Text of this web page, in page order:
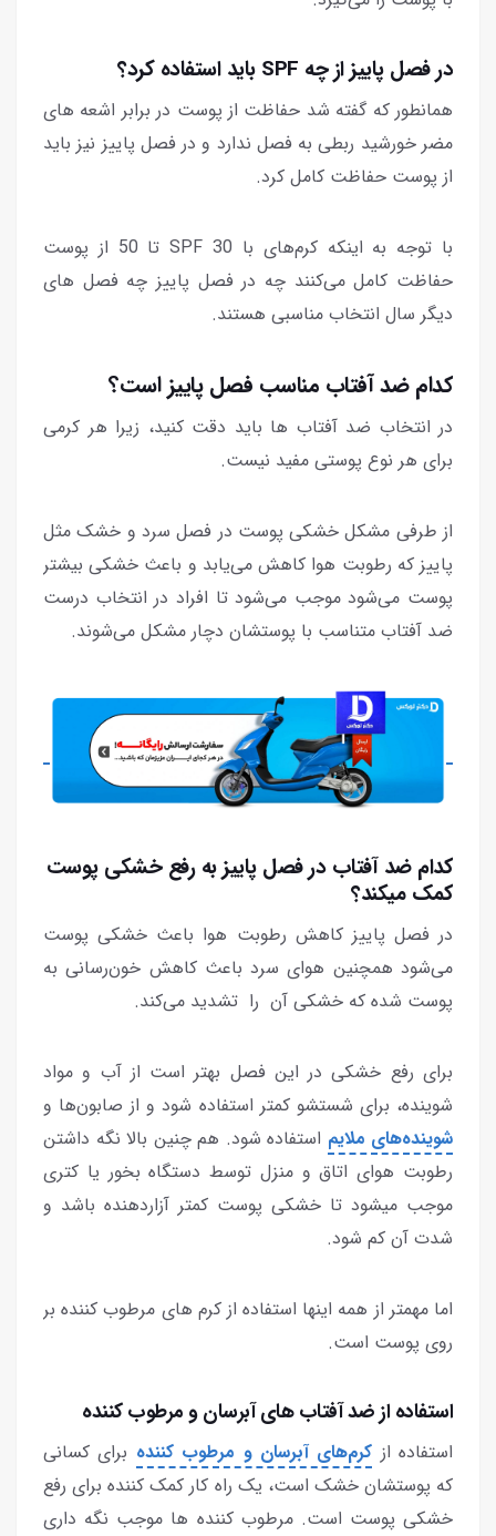
در فصل پاییز از چه SPF باید استفاده کرد؟
همانطور که گفته شد حفاظت از پوست در برابر اشعه های
مضر خورشید ربطی به فصل ندارد و در فصل پاییز نیز باید
از پوست حفاظت کامل کرد.
با توجه به اینکه کرم‌های با SPF 30 تا 50 از پوست
حفاظت کامل می‌کنند چه در فصل پاییز چه فصل های
دیگر سال انتخاب مناسبی هستند.
کدام ضد آفتاب مناسب فصل پاییز است؟
در انتخاب ضد آفتاب ها باید دقت کنید، زیرا هر کرمی
برای هر نوع پوستی مفید نیست.
از طرفی مشکل خشکی پوست در فصل سرد و خشک مثل
پاییز که رطوبت هوا کاهش می‌یابد و باعث خشکی بیشتر
پوست می‌شود موجب می‌شود تا افراد در انتخاب درست
ضد آفتاب متناسب با پوستشان دچار مشکل می‌شوند.
کدام ضد آفتاب در فصل پاییز به رفع خشکی پوست
کمک میکند؟
در فصل پاییز کاهش رطوبت هوا باعث خشکی پوست
می‌شود همچنین هوای سرد باعث کاهش خون‌رسانی به
پوست شده که خشکی آن را تشدید می‌کند.
برای رفع خشکی در این فصل بهتر است از آب و مواد
شوینده، برای شستشو کمتر استفاده شود و از صابون‌ها و
شوینده‌های ملایم استفاده شود. هم چنین بالا نگه داشتن
رطوبت هوای اتاق و منزل توسط دستگاه بخور یا کتری
موجب میشود تا خشکی پوست کمتر آزاردهنده باشد و
شدت آن کم شود.
اما مهمتر از همه اینها استفاده از کرم های مرطوب کننده بر
روی پوست است.
استفاده از ضد آفتاب های آبرسان و مرطوب کننده
استفاده از کرم‌های آبرسان و مرطوب کننده برای کسانی
که پوستشان خشک است، یک راه کار کمک کننده برای رفع
خشکی پوست است. مرطوب کننده ها موجب نگه داری